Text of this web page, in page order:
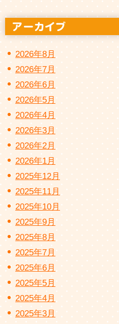
2026年8月
2026年7月
2026年6月
2026年5月
2026年4月
2026年3月
2026年2月
2026年1月
2025年12月
2025年11月
2025年10月
2025年9月
2025年8月
2025年7月
2025年6月
2025年5月
2025年4月
2025年3月